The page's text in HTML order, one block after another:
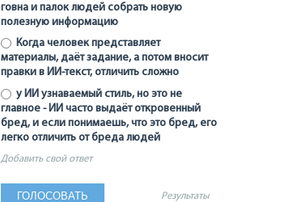
говна и палок людей собрать новую
полезную информацию
Когда человек представляет
материалы, даёт задание, а потом вносит
правки в ИИ-текст, отличить сложно
у ИИ узнаваемый стиль, но это не
главное - ИИ часто выдаёт откровенный
бред, и если понимаешь, что это бред, его
легко отличить от бреда людей
Добавить свой ответ
Результаты